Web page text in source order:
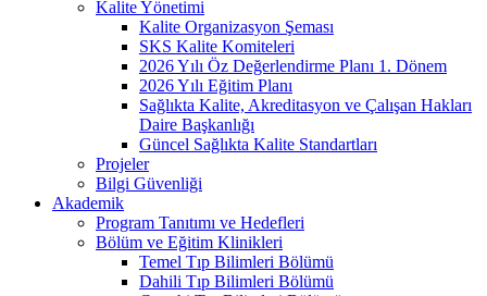
Kalite Yönetimi
Kalite Organizasyon Şeması
SKS Kalite Komiteleri
2026 Yılı Öz Değerlendirme Planı 1. Dönem
2026 Yılı Eğitim Planı
Sağlıkta Kalite, Akreditasyon ve Çalışan Hakları
Daire Başkanlığı
Güncel Sağlıkta Kalite Standartları
Projeler
Bilgi Güvenliği
Akademik
Program Tanıtımı ve Hedefleri
Bölüm ve Eğitim Klinikleri
Temel Tıp Bilimleri Bölümü
Dahili Tıp Bilimleri Bölümü